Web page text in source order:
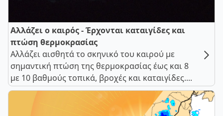
Αλλάζει ο καιρός - Έρχονται καταιγίδες και
πτώση θερμοκρασίας
Αλλάζει αισθητά το σκηνικό του καιρού με
σημαντική πτώση της θερμοκρασίας έως και 8
με 10 βαθμούς τοπικά, βροχές και καταιγίδες....